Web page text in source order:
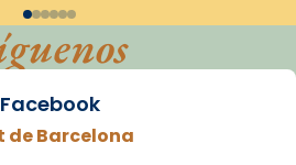
Facebook
Barcelona